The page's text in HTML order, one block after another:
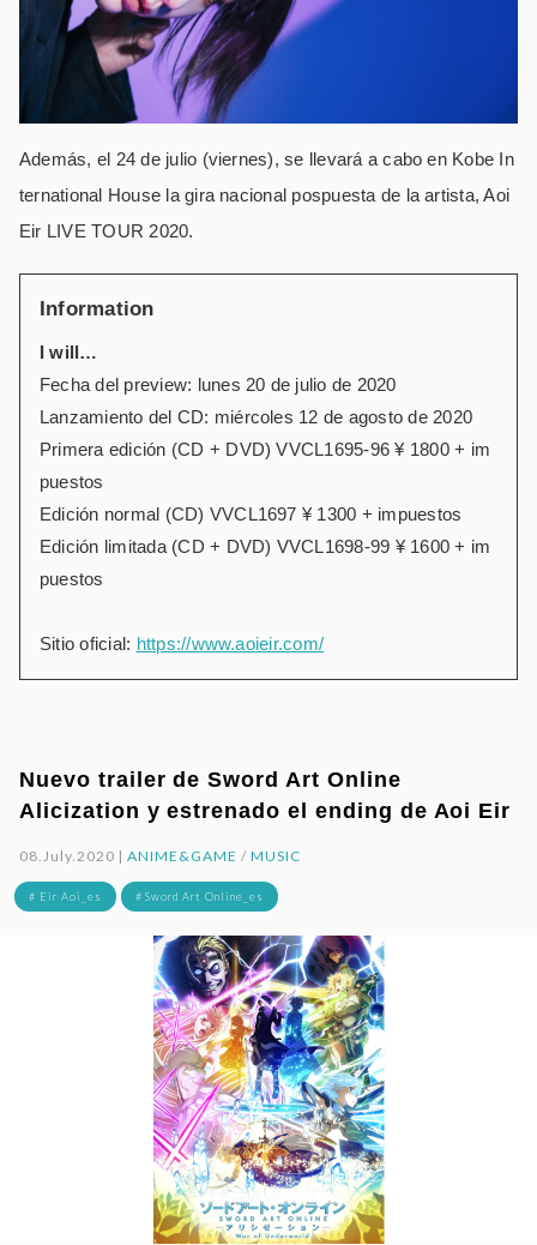
Además, el 24 de julio (viernes), se llevará a cabo en Kobe In
ternational House la gira nacional pospuesta de la artista, Aoi
Eir LIVE TOUR 2020.
Information
I will…
Fecha del preview: lunes 20 de julio de 2020
Lanzamiento del CD: miércoles 12 de agosto de 2020
Primera edición (CD + DVD) VVCL1695-96 ¥ 1800 + im
puestos
Edición normal (CD) VVCL1697 ¥ 1300 + impuestos
Edición limitada (CD + DVD) VVCL1698-99 ¥ 1600 + im
puestos
Sitio oficial: https://www.aoieir.com/
Nuevo trailer de Sword Art Online
Alicization y estrenado el ending de Aoi Eir
08.July.2020 |ANIME&GAME / MUSIC
# Eir Aoi_es # Sword Art Online_es